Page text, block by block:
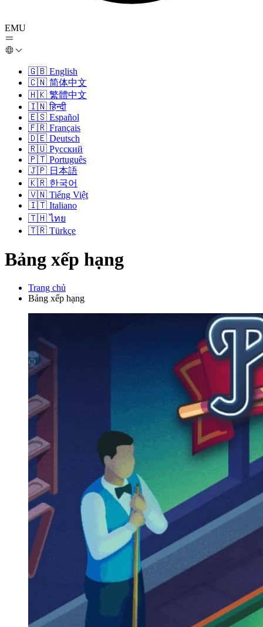
EMU
🇬🇧 English
🇨🇳 简体中文
🇭🇰 繁體中文
🇮🇳 हिन्दी
🇪🇸 Español
🇫🇷 Français
🇩🇪 Deutsch
🇷🇺 Русский
🇵🇹 Português
🇯🇵 日本語
🇰🇷 한국어
🇻🇳 Tiếng Việt
🇮🇹 Italiano
🇹🇭 ไทย
🇹🇷 Türkçe
Bảng xếp hạng
Trang chủ
Bảng xếp hạng